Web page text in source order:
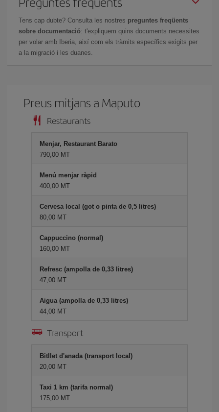
Tens cap dubte? Consulta les nostres preguntes freqüents
sobre documentació: t'expliquem quins documents necessites
per volar amb Iberia, així com els tràmits específics exigits per
a la migració i les duanes.
Preus mitjans a Maputo
Restaurants
Menjar, Restaurant Barato
790,00 MT
Menú menjar ràpid
400,00 MT
Cervesa local (got o pinta de 0,5 litres)
80,00 MT
Cappuccino (normal)
160,00 MT
Refresc (ampolla de 0,33 litres)
47,00 MT
Aigua (ampolla de 0,33 litres)
44,00 MT
Transport
Bitllet d'anada (transport local)
20,00 MT
Taxi 1 km (tarifa normal)
175,00 MT